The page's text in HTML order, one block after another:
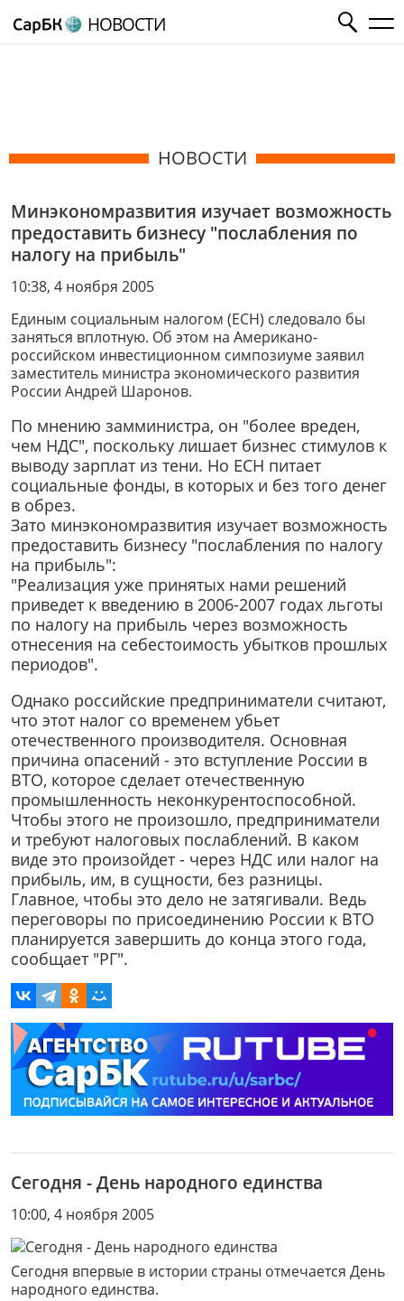
НОВОСТИ
НОВОСТИ
Минэкономразвития изучает возможность
предоставить бизнесу "послабления по
налогу на прибыль"
10:38, 4 ноября 2005
Единым социальным налогом (ЕСН) следовало бы
заняться вплотную. Об этом на Американо-
российском инвестиционном симпозиуме заявил
заместитель министра экономического развития
России Андрей Шаронов.
По мнению замминистра, он "более вреден,
чем НДС", поскольку лишает бизнес стимулов к
выводу зарплат из тени. Но ЕСН питает
социальные фонды, в которых и без того денег
в обрез.
Зато минэкономразвития изучает возможность
предоставить бизнесу "послабления по налогу
на прибыль":
"Реализация уже принятых нами решений
приведет к введению в 2006-2007 годах льготы
по налогу на прибыль через возможность
отнесения на себестоимость убытков прошлых
периодов".
Однако российские предприниматели считают,
что этот налог со временем убьет
отечественного производителя. Основная
причина опасений - это вступление России в
ВТО, которое сделает отечественную
промышленность неконкурентоспособной.
Чтобы этого не произошло, предприниматели
и требуют налоговых послаблений. В каком
виде это произойдет - через НДС или налог на
прибыль, им, в сущности, без разницы.
Главное, чтобы это дело не затягивали. Ведь
переговоры по присоединению России к ВТО
планируется завершить до конца этого года,
сообщает "РГ".
Сегодня - День народного единства
10:00, 4 ноября 2005
Сегодня впервые в истории страны отмечается День
народного единства.